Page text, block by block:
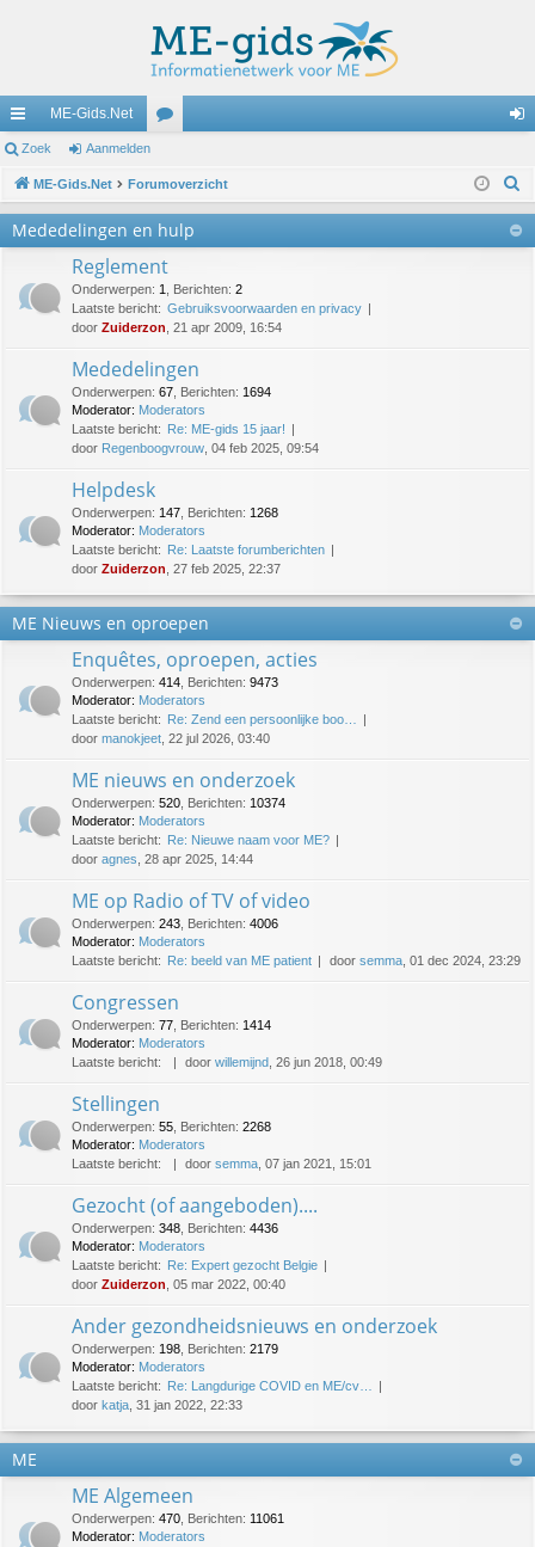
ne
lle
lin
ME-Gids.Net
u
m
s
m
el
Zoek Aanmelden
ME-Gids.Net Forumoverzicht
Mededelingen en hulp
Reglement
Onderwerpen: 1 Berichten: 2
Laatste bericht: Gebruiksvoorwaarden en privacy
door Zuiderzon , 21 apr 2009, 16:54
Mededelingen
Onderwerpen: 67 Berichten: 1694
Moderator: Moderators
Laatste bericht: Re: ME-gids 15 jaar!
door Regenboogvrouw , 04 feb 2025, 09:54
Helpdesk
Onderwerpen: 147 Berichten: 1268
Moderator: Moderators
Laatste bericht: Re: Laatste forumberichten
door Zuiderzon , 27 feb 2025, 22:37
ME Nieuws en oproepen
Enquêtes, oproepen, acties
Onderwerpen: 414 Berichten: 9473
Moderator: Moderators
Laatste bericht: Re: Zend een persoonlijke boo…
door manokjeet , 22 jul 2026, 03:40
ME nieuws en onderzoek
Onderwerpen: 520 Berichten: 10374
Moderator: Moderators
Laatste bericht: Re: Nieuwe naam voor ME?
door agnes , 28 apr 2025, 14:44
ME op Radio of TV of video
Onderwerpen: 243 Berichten: 4006
Moderator: Moderators
Laatste bericht: Re: beeld van ME patient door semma , 01 dec 2024, 23:29
Congressen
Onderwerpen: 77 Berichten: 1414
Moderator: Moderators
Laatste bericht:
door willemijnd , 26 jun 2018, 00:49
Stellingen
Onderwerpen: 55 Berichten: 2268
Moderator: Moderators
Laatste bericht:
door semma , 07 jan 2021, 15:01
Gezocht (of aangeboden)....
Onderwerpen: 348 Berichten: 4436
Moderator: Moderators
Laatste bericht: Re: Expert gezocht Belgie
door Zuiderzon , 05 mar 2022, 00:40
Ander gezondheidsnieuws en onderzoek
Onderwerpen: 198 Berichten: 2179
Moderator: Moderators
Laatste bericht: Re: Langdurige COVID en ME/cv…
door katja , 31 jan 2022, 22:33
ME
ME Algemeen
Onderwerpen: 470 Berichten: 11061
Moderator: Moderators